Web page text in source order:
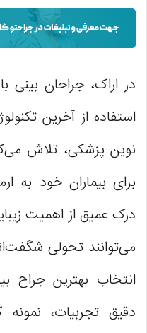
دکتر سیامک راکعی
در اراک، جراحان بینی
استفاده از آخرین
نوین پزشکی، تلاش
برای بیماران خود به
درک عمیق از اهمیت
می‌توانند تحولی
انتخاب بهترین جراح
دقیق تجربیات، نمونه